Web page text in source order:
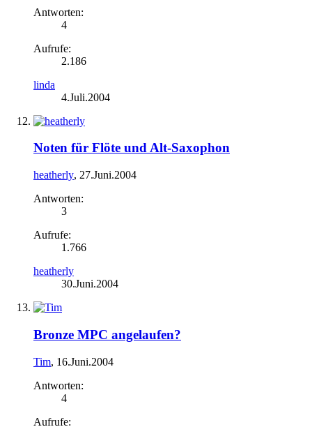
Antworten:
4
Aufrufe:
2.186
linda
4.Juli.2004
Noten für Flöte und Alt-Saxophon
heatherly, 27.Juni.2004
Antworten:
3
Aufrufe:
1.766
heatherly
30.Juni.2004
Bronze MPC angelaufen?
Tim, 16.Juni.2004
Antworten:
4
Aufrufe: